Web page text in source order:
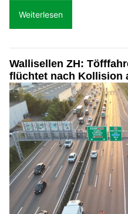
Weiterlesen
Wallisellen ZH:
flüchtet nach Kollision